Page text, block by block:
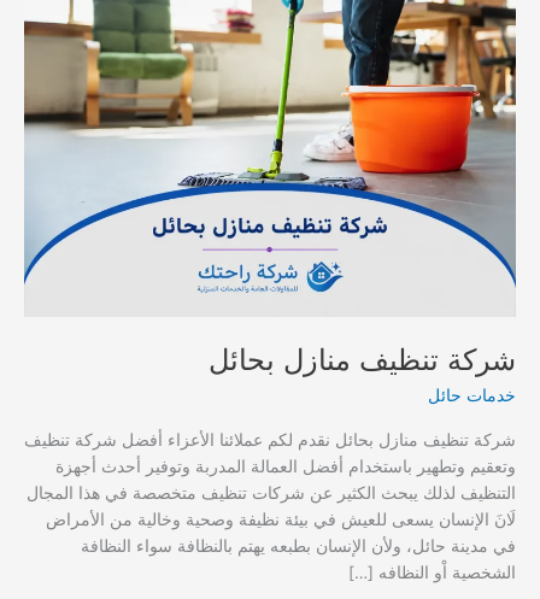
شركة تنظيف منازل بحائل
خدمات حائل
شركة تنظيف منازل بحائل نقدم لكم عملائنا الأعزاء أفضل شركة تنظيف
وتعقيم وتطهير باستخدام أفضل العمالة المدربة وتوفير أحدث أجهزة
التنظيف لذلك يبحث الكثير عن شركات تنظيف متخصصة في هذا المجال
لَانَ الإنسان يسعى للعيش في بيئة نظيفة وصحية وخالية من الأمراض
في مدينة حائل، ولأن الإنسان بطبعه يهتم بالنظافة سواء النظافة
الشخصية اْو النظافه […]